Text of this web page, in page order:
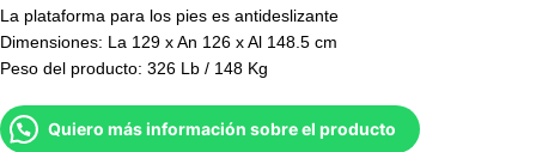
La plataforma para los pies es antideslizante
Dimensiones: La 129 x An 126 x Al 148.5 cm
Peso del producto: 326 Lb / 148 Kg
Quiero más información sobre el producto